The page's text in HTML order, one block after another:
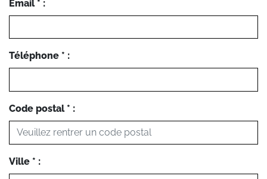
Email * :
Téléphone * :
Code postal * :
Ville * :